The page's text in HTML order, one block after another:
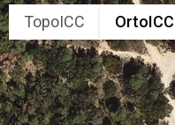
TopoICC OrtoICC